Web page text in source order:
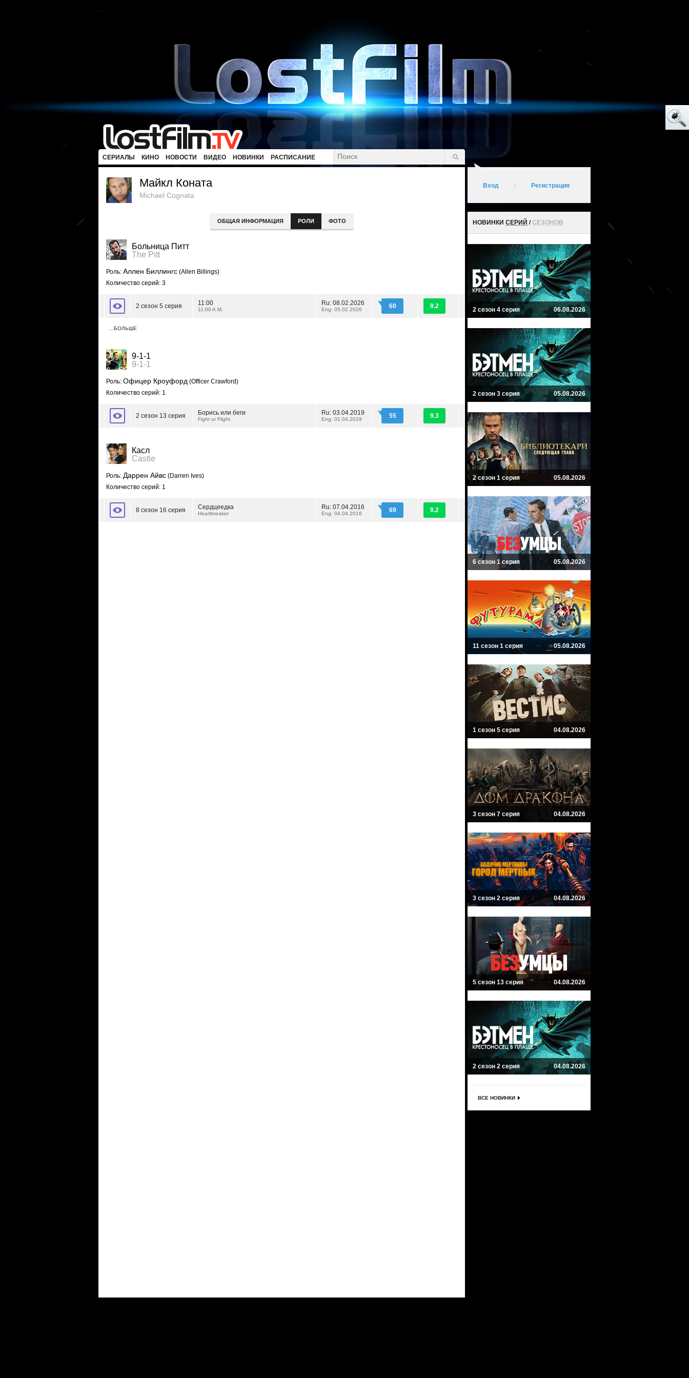
СЕРИАЛЫ КИНО НОВОСТИ ВИДЕО НОВИНКИ РАСПИСАНИЕ
Майкл Коната
Michael Cognata
ОБЩАЯ ИНФОРМАЦИЯ РОЛИ ФОТО
Больница Питт
The Pitt
Роль: Аллен Биллингс (Allen Billings)
Количество серий: 3
2 сезон 5 серия 11:00
11:00 A.M.
Ru: 08.02.2026
Eng: 05.02.2026 60 9.2
…БОЛЬШЕ
9-1-1
9-1-1
Роль: Офицер Кроуфорд (Officer Crawford)
Количество серий: 1
2 сезон 13 серия Борись или беги
Fight or Flight
Ru: 03.04.2019
Eng: 01.04.2019 55 9.3
Касл
Castle
Роль: Даррен Айвс (Darren Ives)
Количество серий: 1
8 сезон 16 серия Сердцеедка
Heartbreaker
Ru: 07.04.2016
Eng: 04.04.2016 69 9.2
Вход Регистрация
НОВИНКИ СЕРИЙ /СЕЗОНОВ
2 сезон 4 серия 06.08.2026
2 сезон 3 серия 05.08.2026
2 сезон 1 серия 05.08.2026
6 сезон 1 серия 05.08.2026
11 сезон 1 серия 05.08.2026
1 сезон 5 серия 04.08.2026
3 сезон 7 серия 04.08.2026
3 сезон 2 серия 04.08.2026
5 сезон 13 серия 04.08.2026
2 сезон 2 серия 04.08.2026
ВСЕ НОВИНКИ